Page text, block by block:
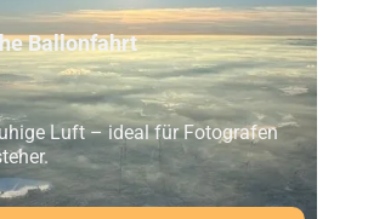
Ballonfahrt
Luft – ideal für Fotografen